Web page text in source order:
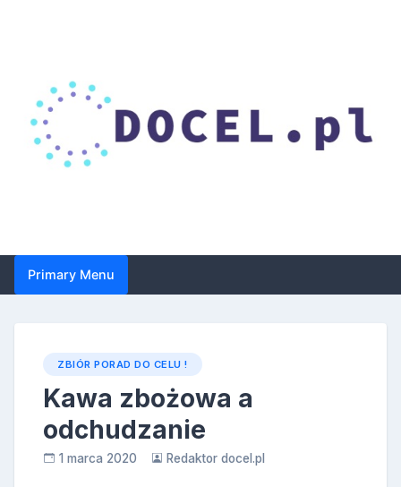
Droga do celu – zbiór
porad dotyczących
zdrowia
Primary Menu
ZBIÓR PORAD DO CELU !
Kawa zbożowa a
odchudzanie
1 marca 2020 Redaktor docel.pl